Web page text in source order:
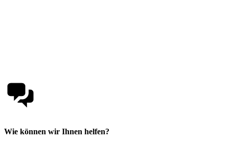
Wie können wir Ihnen helfen?